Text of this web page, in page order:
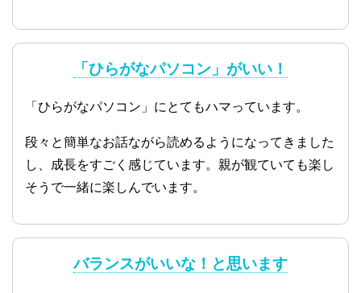
「ひらがなパソコン」がいい！
「ひらがなパソコン」にとてもハマっています。
段々と簡単なお話ながら読めるようになってきました
し、成長をすごく感じています。親が観ていても楽し
そうで一緒に楽しんでいます。
バランスがいいな！と思います